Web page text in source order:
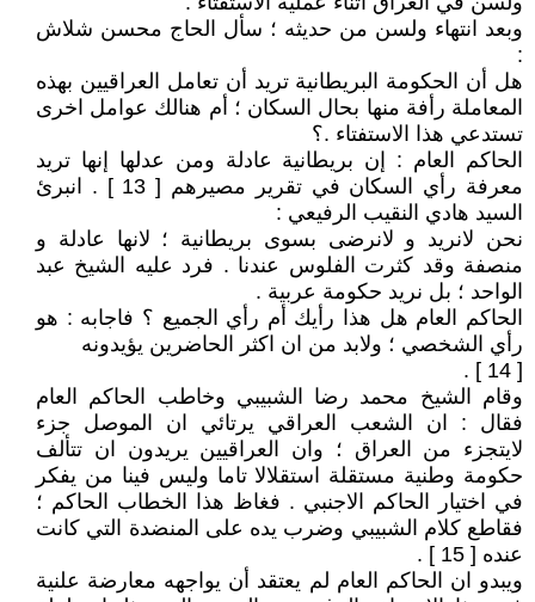
وبعد انتهاء ولسن من حديثه ؛ سأل الحاج محسن شلاش
:
هل أن الحكومة البريطانية تريد أن تعامل العراقيين بهذه
المعاملة رأفة منها بحال السكان ؛ أم هنالك عوامل اخرى
تستدعي هذا الاستفتاء .؟
الحاكم العام : إن بريطانية عادلة ومن عدلها إنها تريد
معرفة رأي السكان في تقرير مصيرهم [ 13 ] . انبرئ
السيد هادي النقيب الرفيعي :
نحن لانريد و لانرضى بسوى بريطانية ؛ لانها عادلة و
منصفة وقد كثرت الفلوس عندنا . فرد عليه الشيخ عبد
الواحد ؛ بل نريد حكومة عربية .
الحاكم العام هل هذا رأيك أم رأي الجميع ؟ فاجابه : هو
رأي الشخصي ؛ ولابد من ان اكثر الحاضرين يؤيدونه
[ 14 ] .
وقام الشيخ محمد رضا الشبيبي وخاطب الحاكم العام
فقال : ان الشعب العراقي يرتائي ان الموصل جزء
لايتجزء من العراق ؛ وان العراقيين يريدون ان تتألف
حكومة وطنية مستقلة استقلالا تاما وليس فينا من يفكر
في اختيار الحاكم الاجنبي . فغاظ هذا الخطاب الحاكم ؛
فقاطع كلام الشبيبي وضرب يده على المنضدة التي كانت
عنده [ 15 ] .
ويبدو ان الحاكم العام لم يعتقد أن يواجهه معارضة علنية